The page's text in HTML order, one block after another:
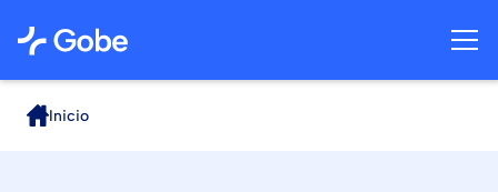
Inicio